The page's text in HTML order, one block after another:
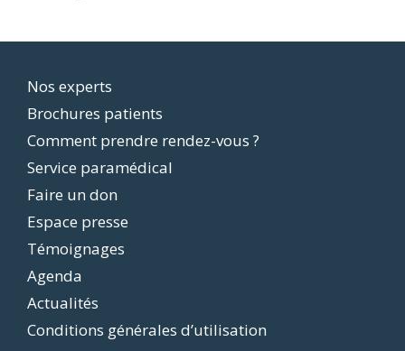
Footer
menu
Nos experts
Brochures patients
Comment prendre rendez-vous ?
Service paramédical
Faire un don
Espace presse
Témoignages
Agenda
Actualités
Conditions générales d’utilisation